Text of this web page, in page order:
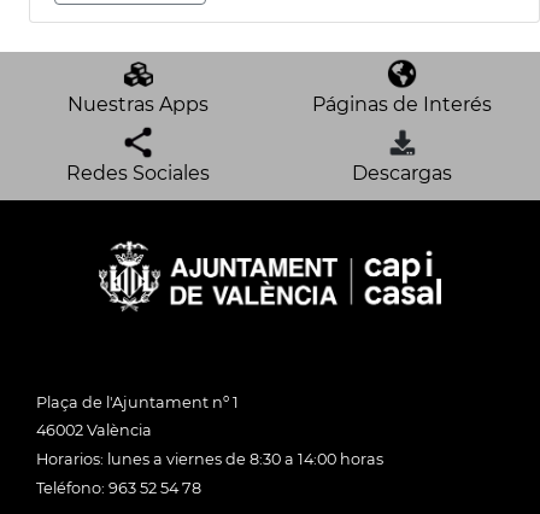
Nuestras Apps Páginas de Interés
Redes Sociales Descargas
Plaça de l'Ajuntament nº 1
46002 València
Horarios: lunes a viernes de 8:30 a 14:00 horas
Teléfono: 963 52 54 78